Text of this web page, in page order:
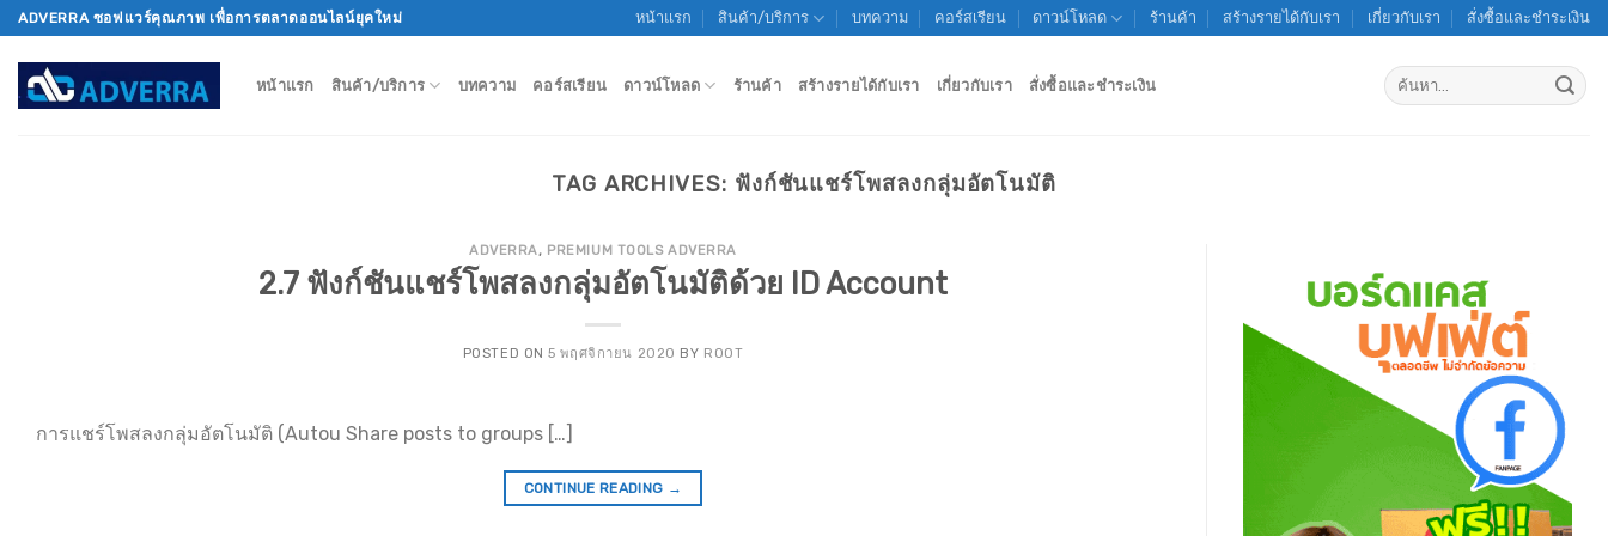
Skip
to
content
ADVERRA ซอฟแวร์คุณภาพ เพื่อการตลาดออนไลน์ยุคใหม่ หน้าแรก สินค้า/บริการ บทความ คอร์สเรียน ดาวน์โหลด ร้านค้า สร้างรายได้กับเรา เกี่ยวกับเรา สั่งซื้อและชำระเงิน
หน้าแรก สินค้า/บริการ บทความ คอร์สเรียน ดาวน์โหลด ร้านค้า สร้างรายได้กับเรา เกี่ยวกับเรา สั่งซื้อและชำระเงิน
ค้นหา:
TAG ARCHIVES: ฟังก์ชันแชร์โพสลงกลุ่มอัตโนมัติ
ADVERRA, PREMIUM TOOLS ADVERRA
2.7 ฟังก์ชันแชร์โพสลงกลุ่มอัตโนมัติด้วย ID Account
POSTED ON5 พฤศจิกายน 2020 BY ROOT
การแชร์โพสลงกลุ่มอัตโนมัติ (Autou Share posts to groups […]
CONTINUE READING →